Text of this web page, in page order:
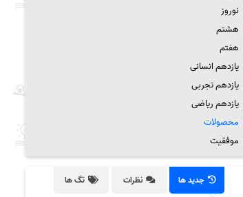
نوروز
هشتم
هفتم
یازدهم انسانی
یازدهم تجربی
یازدهم ریاضی
محصولات
موفقیت
جدید ها نظرات تگ ها